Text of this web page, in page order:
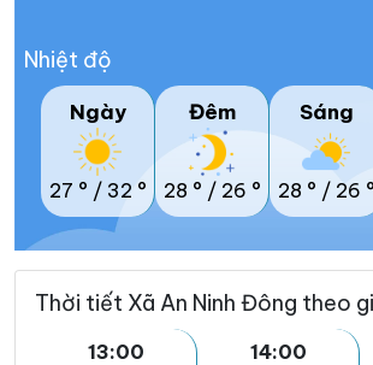
Nhiệt độ
Ngày
27 ° / 32 °
Đêm
28 ° / 26 °
Sáng
28 ° / 26 °
Thời tiết Xã An Ninh Đông theo
13:00
14:00